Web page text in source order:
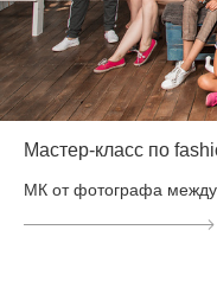
Мастер-класс по
МК от фотографа